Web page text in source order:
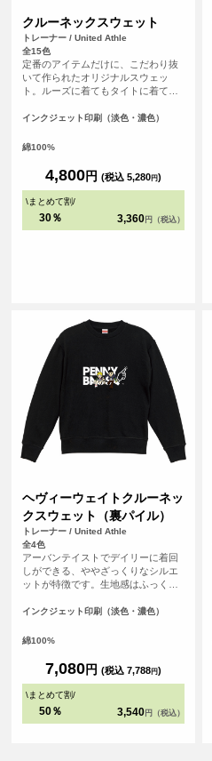
クルーネックスウェット
トレーナー / United Athle
全15色
定番のアイテムだけに、こだわり抜
いて作られたオリジナルスウェッ
ト。ルーズに着てもタイトに着て
どんなスタイルにも合わせやすいア
地でオールシーズン着用可能。カラ
好みの一着を見つけてください。ま
た、友達同士やグループで揃えて楽
しむのありですね。フェスやイベン
ーンでも使い勝手がよい一着は持っ
インクジェット印刷（淡色・濃色）
綿100%
4,800円 (税込 5,280円)
\まとめて割/
30％ 3,360 円（税込）
ヘヴィーウェイトクルーネッ
クスウェット（裏パイル）
トレーナー / United Athle
全4色
アーバンテイストでデイリーに着回
しができる、ややざっくりなシルエ
ットが特徴です。生地感はふっく
糸を編み込み重厚感ある生地でどこ
洗濯後の縮率を軽減させるため、生
で施した「プリシュランクファブリ
ック」を採用。アームホールや袖口
など、力が加わる部分のステッチワ
数でダブルステッチにすることで、
インクジェット印刷（淡色・濃色）
綿100%
7,080円 (税込 7,788円)
\まとめて割/
50％ 3,540 円（税込）